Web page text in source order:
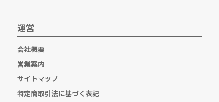
運営
会社概要
営業案内
サイトマップ
特定商取引法に基づく表記